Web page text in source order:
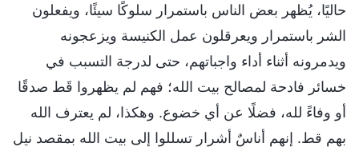
حاليًا، يُظهر بعض الناس باستمرار سلوكًا سيئًا، ويفعلون
الشر باستمرار ويعرقلون عمل الكنيسة ويزعجونه
ويدمرونه أثناء أداء واجباتهم، حتى لدرجة التسبب في
خسائر فادحة لمصالح بيت الله؛ فهم لم يظهروا قَط صدقًا
أو وفاءً لله، فضلًا عن أي خضوع. وهكذا، لم يعترف الله
بهم قط. إنهم أناسٌ أشرار تسللوا إلى بيت الله بمقصد نيل